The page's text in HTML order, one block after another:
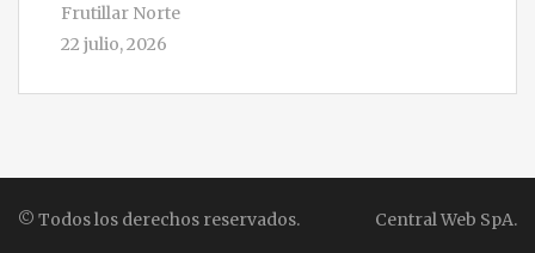
Frutillar Norte
22 julio, 2026
© Todos los derechos reservados. Central Web SpA.